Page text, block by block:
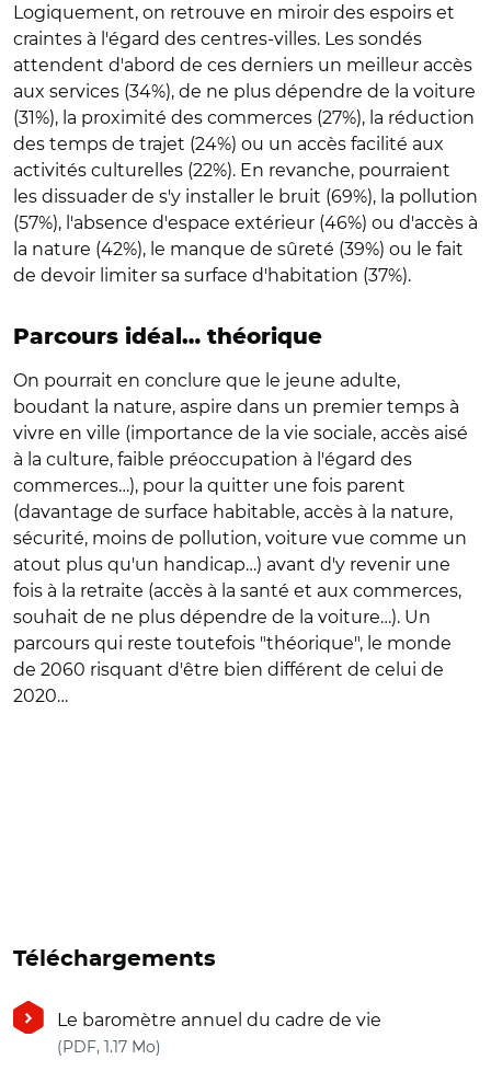
Logiquement, on retrouve en miroir des espoirs et
craintes à l'égard des centres-villes. Les sondés
attendent d'abord de ces derniers un meilleur accès
aux services (34%), de ne plus dépendre de la voiture
(31%), la proximité des commerces (27%), la réduction
des temps de trajet (24%) ou un accès facilité aux
activités culturelles (22%). En revanche, pourraient
les dissuader de s'y installer le bruit (69%), la pollution
(57%), l'absence d'espace extérieur (46%) ou d'accès à
la nature (42%), le manque de sûreté (39%) ou le fait
de devoir limiter sa surface d'habitation (37%).
Parcours idéal… théorique
On pourrait en conclure que le jeune adulte,
boudant la nature, aspire dans un premier temps à
vivre en ville (importance de la vie sociale, accès aisé
à la culture, faible préoccupation à l'égard des
commerces…), pour la quitter une fois parent
(davantage de surface habitable, accès à la nature,
sécurité, moins de pollution, voiture vue comme un
atout plus qu'un handicap…) avant d'y revenir une
fois à la retraite (accès à la santé et aux commerces,
souhait de ne plus dépendre de la voiture…). Un
parcours qui reste toutefois "théorique", le monde
de 2060 risquant d'être bien différent de celui de
2020…
Téléchargements
Le baromètre annuel du cadre de vie
(PDF, 1.17 Mo)